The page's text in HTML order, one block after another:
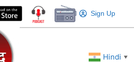
Sign Up
Hindi ▼